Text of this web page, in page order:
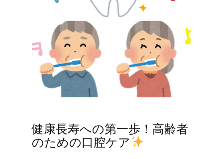
健康長寿への第一歩！高齢者
のための口腔ケア